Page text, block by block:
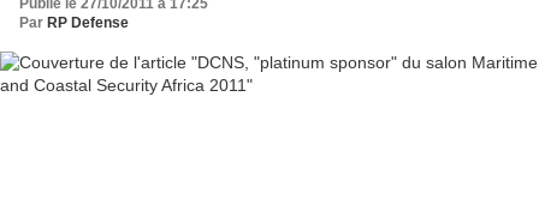
Publié le 27/10/2011 à 17:25
Par RP Defense